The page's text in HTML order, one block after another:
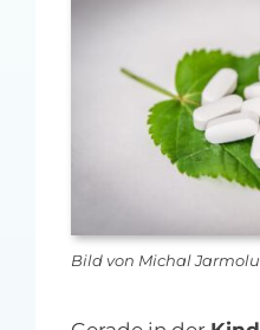
MFA-heute
Über uns
Ihre Werbung auf
nach:Bild von Michal